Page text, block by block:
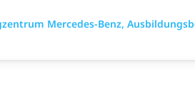
Mercedes-Benz,